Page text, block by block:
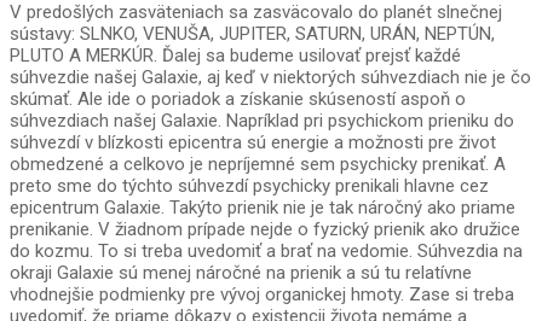
V predošlých zasväteniach sa zasväcovalo do planét slnečnej
sústavy: SLNKO, VENUŠA, JUPITER, SATURN, URÁN, NEPTÚN,
PLUTO A MERKÚR. Ďalej sa budeme usilovať prejsť každé
súhvezdie našej Galaxie, aj keď v niektorých súhvezdiach nie je čo
skúmať. Ale ide o poriadok a získanie skúseností aspoň o
súhvezdiach našej Galaxie. Napríklad pri psychickom prieniku do
súhvezdí v blízkosti epicentra sú energie a možnosti pre život
obmedzené a celkovo je nepríjemné sem psychicky prenikať. A
preto sme do týchto súhvezdí psychicky prenikali hlavne cez
epicentrum Galaxie. Takýto prienik nie je tak náročný ako priame
prenikanie. V žiadnom prípade nejde o fyzický prienik ako družice
do kozmu. To si treba uvedomiť a brať na vedomie. Súhvezdia na
okraji Galaxie sú menej náročné na prienik a sú tu relatívne
vhodnejšie podmienky pre vývoj organickej hmoty. Zase si treba
uvedomiť, že priame dôkazy o existencii života nemáme a